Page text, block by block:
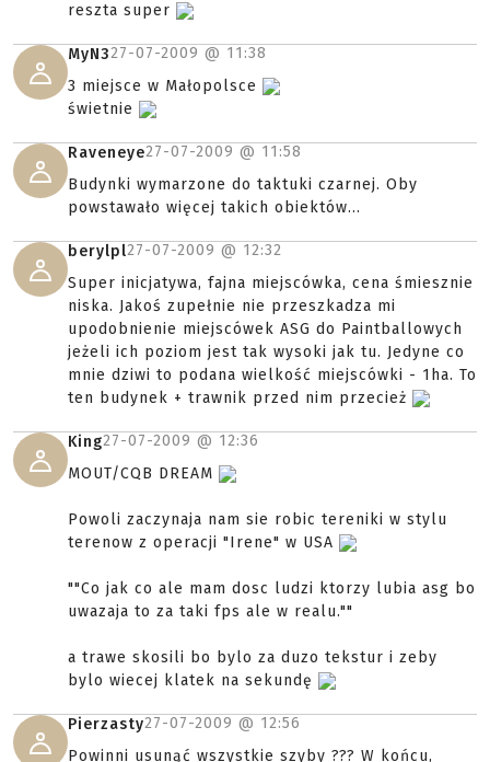
reszta super
MyN327-07-2009 @ 11:38
3 miejsce w Małopolsce
świetnie
Raveneye27-07-2009 @ 11:58
Budynki wymarzone do taktuki czarnej. Oby
powstawało więcej takich obiektów...
berylpl27-07-2009 @ 12:32
Super inicjatywa, fajna miejscówka, cena śmiesznie
niska. Jakoś zupełnie nie przeszkadza mi
upodobnienie miejscówek ASG do Paintballowych
jeżeli ich poziom jest tak wysoki jak tu. Jedyne co
mnie dziwi to podana wielkość miejscówki - 1ha. To
ten budynek + trawnik przed nim przecież
King27-07-2009 @ 12:36
MOUT/CQB DREAM
Powoli zaczynaja nam sie robic tereniki w stylu
terenow z operacji "Irene" w USA
""Co jak co ale mam dosc ludzi ktorzy lubia asg bo
uwazaja to za taki fps ale w realu.""
a trawe skosili bo bylo za duzo tekstur i zeby
bylo wiecej klatek na sekundę
Pierzasty27-07-2009 @ 12:56
Powinni usunąć wszystkie szyby ??? W końcu,